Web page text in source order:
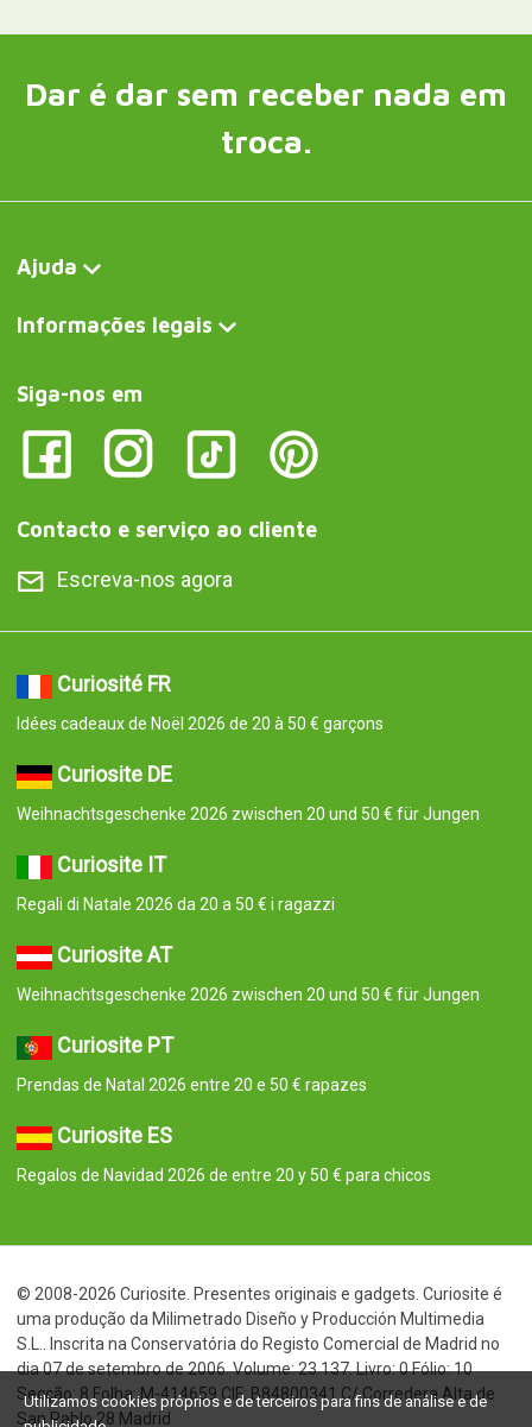
Dar é dar sem receber nada em
troca.
Ajuda
Informações legais
Siga-nos em
Contacto e serviço ao cliente
Escreva-nos agora
Curiosité FR
Idées cadeaux de Noël 2026 de 20 à 50 € garçons
Curiosite DE
Weihnachtsgeschenke 2026 zwischen 20 und 50 € für Jungen
Curiosite IT
Regali di Natale 2026 da 20 a 50 € i ragazzi
Curiosite AT
Weihnachtsgeschenke 2026 zwischen 20 und 50 € für Jungen
Curiosite PT
Prendas de Natal 2026 entre 20 e 50 € rapazes
Curiosite ES
Regalos de Navidad 2026 de entre 20 y 50 € para chicos
© 2008-2026 Curiosite. Presentes originais e gadgets. Curiosite é
uma produção da Milimetrado Diseño y Producción Multimedia
S.L.. Inscrita na Conservatória do Registo Comercial de Madrid no
dia 07 de setembro de 2006. Volume: 23.137. Livro: 0 Fólio: 10
Secção: 8 Folha: M-414659 CIF: B84800341 C/ Corredera Alta de
San Pablo 28 Madrid
Utilizamos cookies próprios e de terceiros para fins de análise e de